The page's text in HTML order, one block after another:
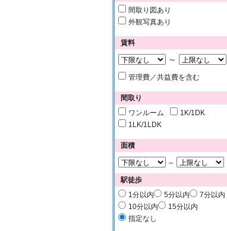
間取り図あり
外観写真あり
賃料
～
管理費／共益費を含む
間取り
ワンルーム
1K/1DK
1LK/1LDK
面積
～
駅徒歩
1分以内
5分以内
7分以内
10分以内
15分以内
指定なし